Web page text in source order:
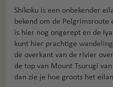
Shikoku is een onbekender
bekend om de
is hier nog ongerept en de
kunt hier prachtige
de overkant van de rivier
de top van Mount Tsurugi
dan zie je hoe groots het